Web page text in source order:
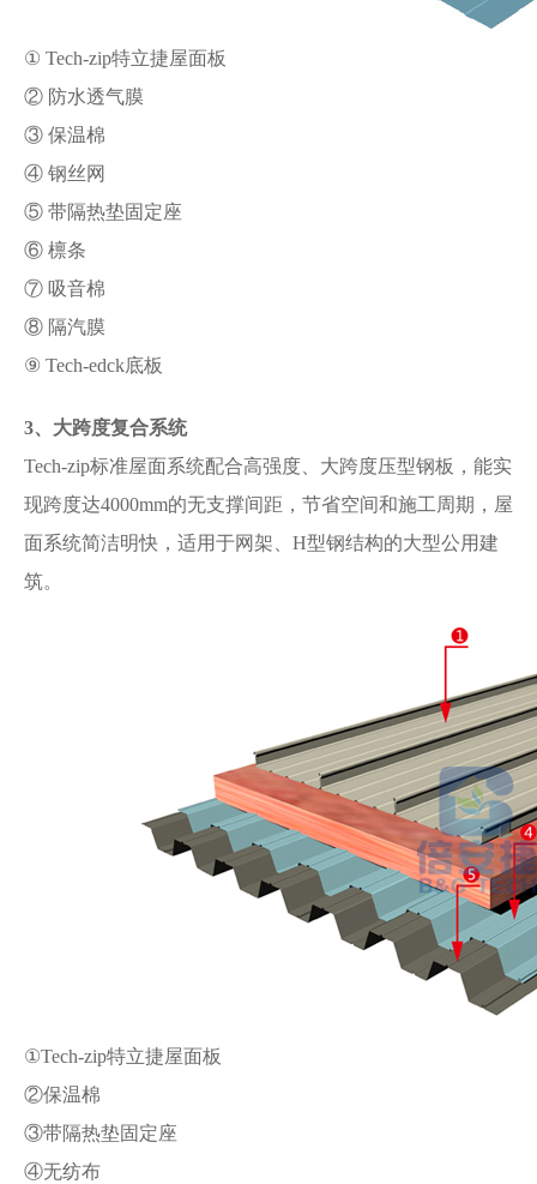
① Tech-zip特立捷屋面板
② 防水透气膜
③ 保温棉
④ 钢丝网
⑤ 带隔热垫固定座
⑥ 檩条
⑦ 吸音棉
⑧ 隔汽膜
⑨ Tech-edck底板
3、大跨度复合系统
Tech-zip标准屋面系统配合高强度、大跨度压型钢板，能实
现跨度达4000mm的无支撑间距，节省空间和施工周期，屋
面系统简洁明快，适用于网架、H型钢结构的大型公用建
筑。
①Tech-zip特立捷屋面板
②保温棉
③带隔热垫固定座
④无纺布